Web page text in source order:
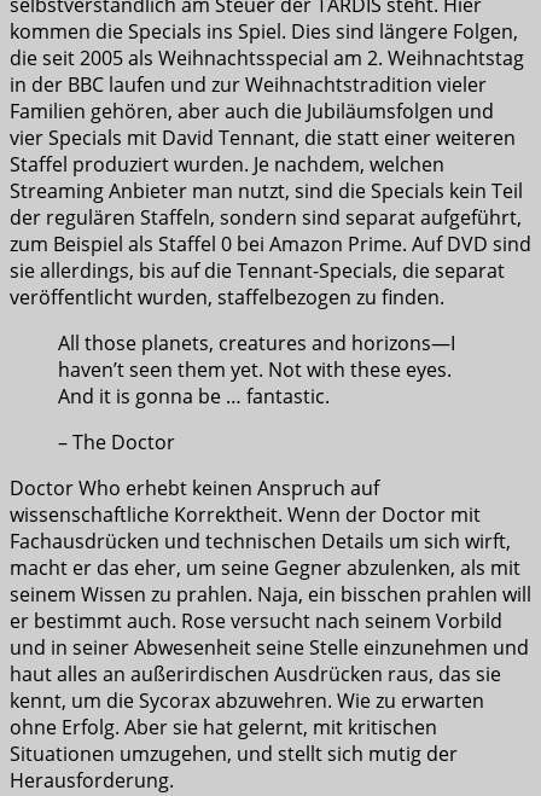
selbstverständlich am Steuer der TARDIS steht. Hier
kommen die Specials ins Spiel. Dies sind längere Folgen,
die seit 2005 als Weihnachtsspecial am 2. Weihnachtstag
in der BBC laufen und zur Weihnachtstradition vieler
Familien gehören, aber auch die Jubiläumsfolgen und
vier Specials mit David Tennant, die statt einer weiteren
Staffel produziert wurden. Je nachdem, welchen
Streaming Anbieter man nutzt, sind die Specials kein Teil
der regulären Staffeln, sondern sind separat aufgeführt,
zum Beispiel als Staffel 0 bei Amazon Prime. Auf DVD sind
sie allerdings, bis auf die Tennant-Specials, die separat
veröffentlicht wurden, staffelbezogen zu finden.
All those planets, creatures and horizons—I
haven’t seen them yet. Not with these eyes.
And it is gonna be … fantastic.
– The Doctor
Doctor Who erhebt keinen Anspruch auf
wissenschaftliche Korrektheit. Wenn der Doctor mit
Fachausdrücken und technischen Details um sich wirft,
macht er das eher, um seine Gegner abzulenken, als mit
seinem Wissen zu prahlen. Naja, ein bisschen prahlen will
er bestimmt auch. Rose versucht nach seinem Vorbild
und in seiner Abwesenheit seine Stelle einzunehmen und
haut alles an außerirdischen Ausdrücken raus, das sie
kennt, um die Sycorax abzuwehren. Wie zu erwarten
ohne Erfolg. Aber sie hat gelernt, mit kritischen
Situationen umzugehen, und stellt sich mutig der
Herausforderung.